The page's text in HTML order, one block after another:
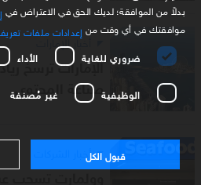
أخبار الإمارات
الإمارات ترسخ
صناعة المحتوى
أخبار الشركات
وولمارت تسحب
بدلاً من الموافقة؛ لديك الحق في الاعتراض في
موافقتك في أي وقت من إعدادات ملفات
ضروري للغاية
الأداء
الوظيفية غير مُصنفة
قبول الكل